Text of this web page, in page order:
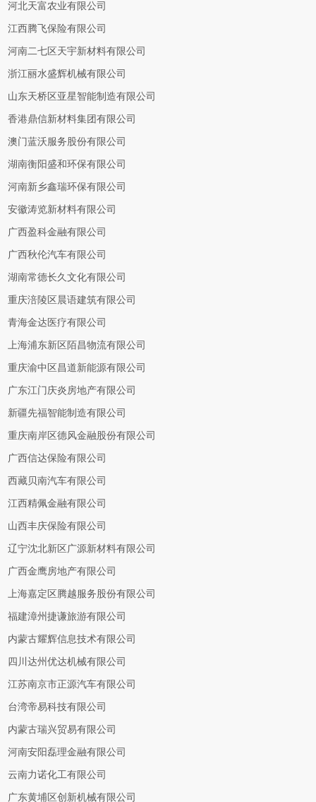
河北天富农业有限公司
江西腾飞保险有限公司
河南二七区天宇新材料有限公司
浙江丽水盛辉机械有限公司
山东天桥区亚星智能制造有限公司
香港鼎信新材料集团有限公司
澳门蓝沃服务股份有限公司
湖南衡阳盛和环保有限公司
河南新乡鑫瑞环保有限公司
安徽涛览新材料有限公司
广西盈科金融有限公司
广西秋伦汽车有限公司
湖南常德长久文化有限公司
重庆涪陵区晨语建筑有限公司
青海金达医疗有限公司
上海浦东新区陌昌物流有限公司
重庆渝中区昌道新能源有限公司
广东江门庆炎房地产有限公司
新疆先福智能制造有限公司
重庆南岸区德风金融股份有限公司
广西信达保险有限公司
西藏贝南汽车有限公司
江西精佩金融有限公司
山西丰庆保险有限公司
辽宁沈北新区广源新材料有限公司
广西金鹰房地产有限公司
上海嘉定区腾越服务股份有限公司
福建漳州捷谦旅游有限公司
内蒙古耀辉信息技术有限公司
四川达州优达机械有限公司
江苏南京市正源汽车有限公司
台湾帝易科技有限公司
内蒙古瑞兴贸易有限公司
河南安阳磊理金融有限公司
云南力诺化工有限公司
广东黄埔区创新机械有限公司